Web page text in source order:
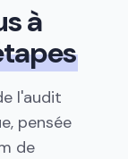
à
l'audit
pensée
de